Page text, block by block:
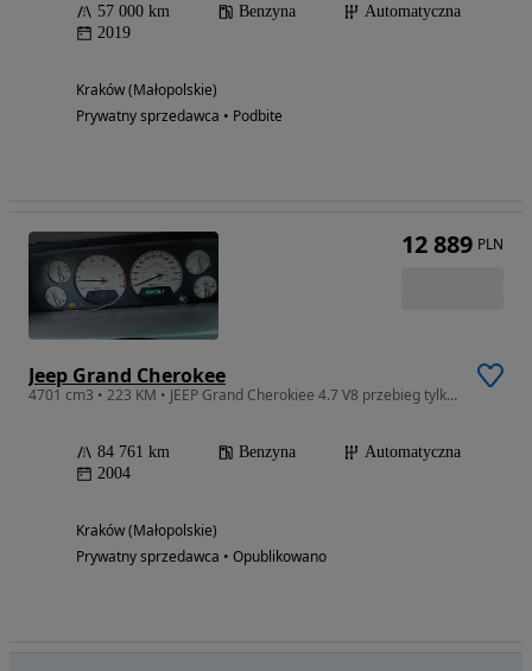
57 000 km Benzyna
Automatyczna
2019
Kraków (Małopolskie)
Prywatny sprzedawca • Podbite
Jeep Grand Cherokee
4701 cm3 • 223 KM • JEEP Grand Cherokiee 4.7 V8 przebieg tylko 84761 MIL TYLKO !!!
84 761 km Benzyna
Automatyczna
2004
Kraków (Małopolskie)
Prywatny sprzedawca • Opublikowano
12 889 PLN